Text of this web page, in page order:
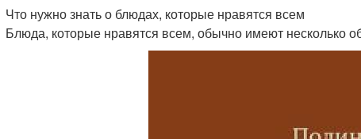
Что нужно знать о блюдах, которые нравятся всем
Блюда, которые нравятся всем, обычно имеют несколько